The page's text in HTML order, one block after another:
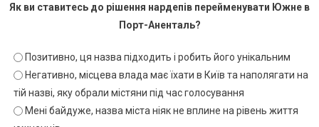
Як ви ставитесь до рішення нардепів перейменувати Южне в
Порт-Аненталь?
Позитивно, ця назва підходить і робить його унікальним
Негативно, місцева влада має їхати в Київ та наполягати на
тій назві, яку обрали містяни під час голосування
Мені байдуже, назва міста ніяк не вплине на рівень життя